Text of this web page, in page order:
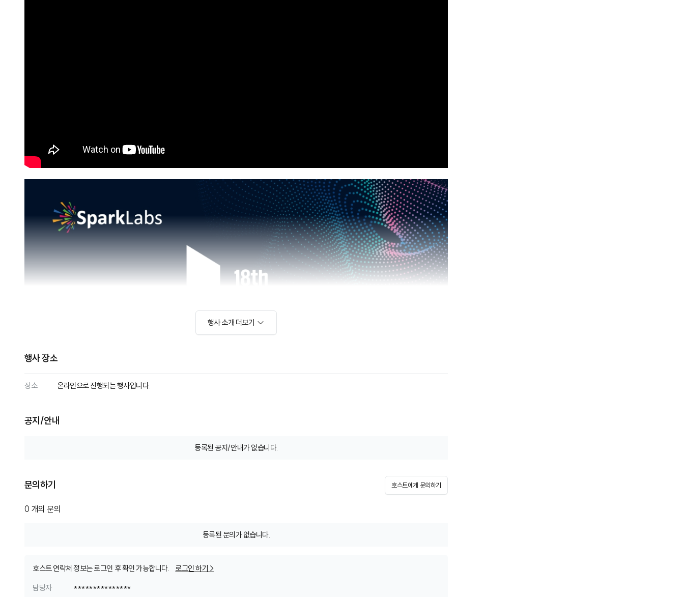
행사 소개 더보기
행사 장소
장소 온라인으로 진행되는 행사입니다.
공지/안내
등록된 공지/안내가 없습니다.
문의하기 호스트에게 문의하기
0 개의 문의
등록된 문의가 없습니다.
호스트 연락처 정보는 로그인 후 확인 가능합니다.
로그인 하기 >
담당자
***************